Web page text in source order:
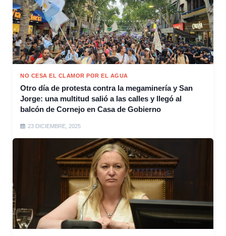
NO CESA EL CLAMOR POR EL AGUA
Otro día de protesta contra la megaminería y San
Jorge: una multitud salió a las calles y llegó al
balcón de Cornejo en Casa de Gobierno
23 DICIEMBRE, 2025